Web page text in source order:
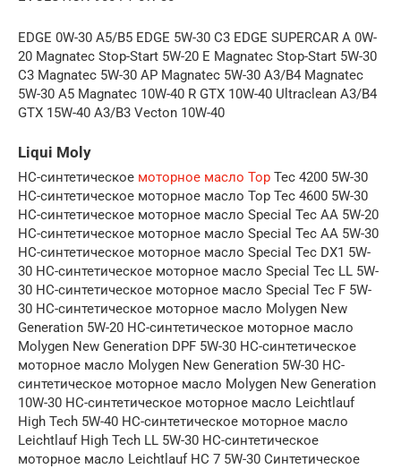
EDGE 0W-30 A5/B5 EDGE 5W-30 C3 EDGE SUPERCAR A 0W-
20 Magnatec Stop-Start 5W-20 E Magnatec Stop-Start 5W-30
C3 Magnatec 5W-30 AP Magnatec 5W-30 A3/B4 Magnatec
5W-30 A5 Magnatec 10W-40 R GTX 10W-40 Ultraclean A3/B4
GTX 15W-40 A3/B3 Vecton 10W-40
Liqui Moly
НС-синтетическое моторное масло Top Tec 4200 5W-30
НС-синтетическое моторное масло Top Tec 4600 5W-30
НС-синтетическое моторное масло Special Tec AA 5W-20
НС-синтетическое моторное масло Special Tec AA 5W-30
НС-синтетическое моторное масло Special Tec DX1 5W-
30 НС-синтетическое моторное масло Special Tec LL 5W-
30 НС-синтетическое моторное масло Special Tec F 5W-
30 НС-синтетическое моторное масло Molygen New
Generation 5W-20 НС-синтетическое моторное масло
Molygen New Generation DPF 5W-30 НС-синтетическое
моторное масло Molygen New Generation 5W-30 НС-
синтетическое моторное масло Molygen New Generation
10W-30 НС-синтетическое моторное масло Leichtlauf
High Tech 5W-40 НС-синтетическое моторное масло
Leichtlauf High Tech LL 5W-30 НС-синтетическое
моторное масло Leichtlauf HC 7 5W-30 Синтетическое